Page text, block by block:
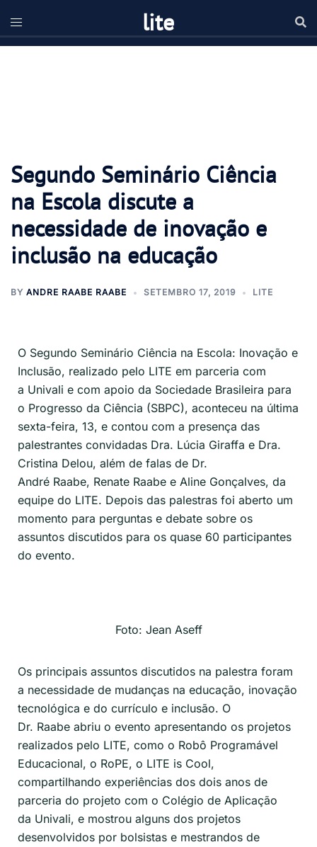
lite
Segundo Seminário Ciência
na Escola discute a
necessidade de inovação e
inclusão na educação
BY ANDRE RAABE RAABE SETEMBRO 17, 2019 LITE
O Segundo Seminário Ciência na Escola: Inovação e
Inclusão, realizado pelo LITE em parceria com
a Univali e com apoio da Sociedade Brasileira para
o Progresso da Ciência (SBPC), aconteceu na última
sexta-feira, 13, e contou com a presença das
palestrantes convidadas Dra. Lúcia Giraffa e Dra.
Cristina Delou, além de falas de Dr.
André Raabe, Renate Raabe e Aline Gonçalves, da
equipe do LITE. Depois das palestras foi aberto um
momento para perguntas e debate sobre os
assuntos discutidos para os quase 60 participantes
do evento.
Foto: Jean Aseff
Os principais assuntos discutidos na palestra foram
a necessidade de mudanças na educação, inovação
tecnológica e do currículo e inclusão. O
Dr. Raabe abriu o evento apresentando os projetos
realizados pelo LITE, como o Robô Programável
Educacional, o RoPE, o LITE is Cool,
compartilhando experiências dos dois anos de
parceria do projeto com o Colégio de Aplicação
da Univali, e mostrou alguns dos projetos
desenvolvidos por bolsistas e mestrandos de